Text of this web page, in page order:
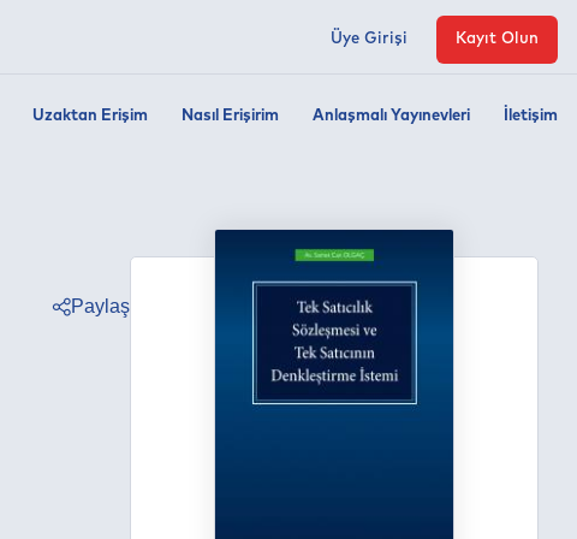
Uzaktan Erişim Nasıl Erişirim Anlaşmalı Yayınevleri İletişim
Üye Girişi Kayıt Olun
Paylaş